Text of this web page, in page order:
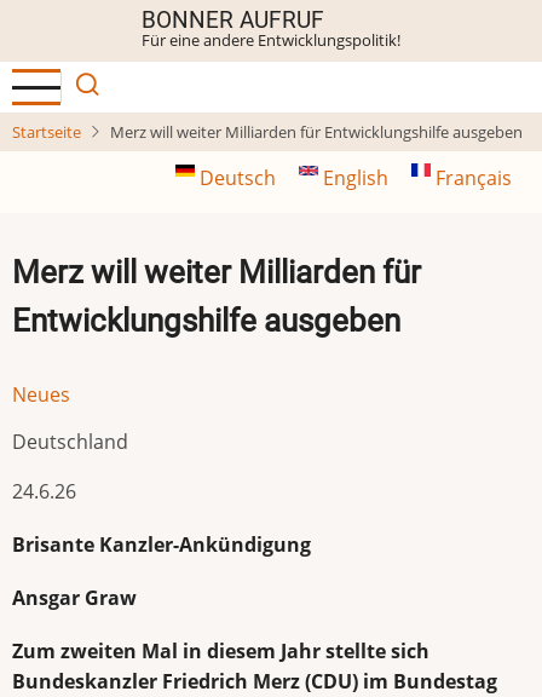
Inhalt
BONNER AUFRUF
Für eine andere Entwicklungspolitik!
Startseite Merz will weiter Milliarden für Entwicklungshilfe ausgeben
Deutsch English Français
Merz will weiter Milliarden für
Entwicklungshilfe ausgeben
Neues
Deutschland
24.6.26
Brisante Kanzler-Ankündigung
Ansgar Graw
Zum zweiten Mal in diesem Jahr stellte sich
Bundeskanzler Friedrich Merz (CDU) im Bundestag